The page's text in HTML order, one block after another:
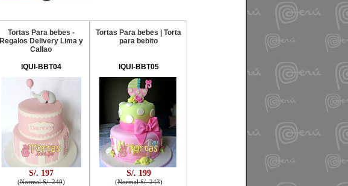
Tortas Para bebes -
Regalos Delivery Lima y
Callao
IQUI-BBT04
S/. 197
(Normal S/. 240)
Tortas Para bebes | Torta
para bebito
IQUI-BBT05
S/. 199
(Normal S/. 243)